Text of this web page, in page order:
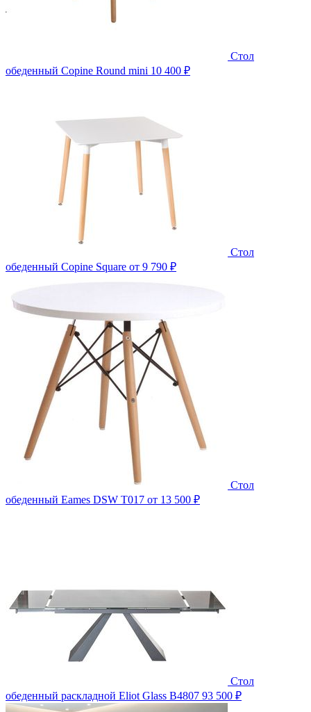
Стол
обеденный Copine Round mini 10 400 ₽
Стол
обеденный Copine Square от 9 790 ₽
Стол
обеденный Eames DSW T017 от 13 500 ₽
Стол
обеденный раскладной Eliot Glass B4807 93 500 ₽